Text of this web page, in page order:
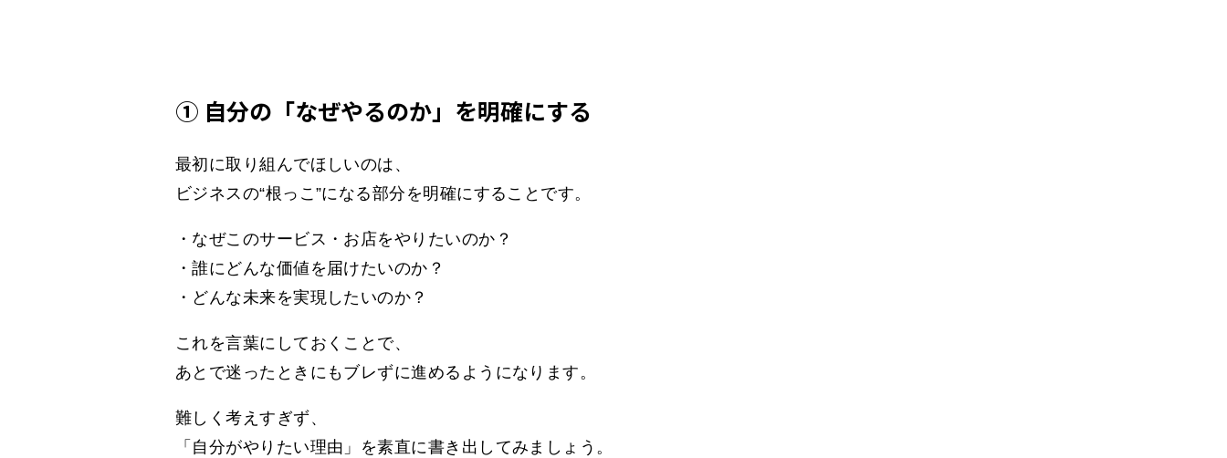
① 自分の「なぜやるのか」を明確にする
最初に取り組んでほしいのは、
ビジネスの“根っこ”になる部分を明確にすることです。
・なぜこのサービス・お店をやりたいのか？
・誰にどんな価値を届けたいのか？
・どんな未来を実現したいのか？
これを言葉にしておくことで、
あとで迷ったときにもブレずに進めるようになります。
難しく考えすぎず、
「自分がやりたい理由」を素直に書き出してみましょう。